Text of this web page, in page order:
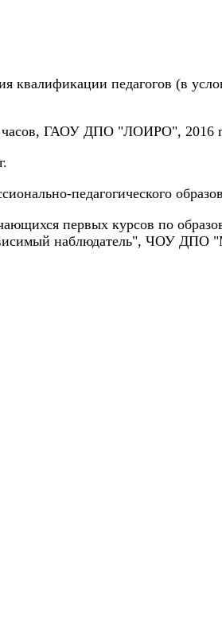
квалификации педагогов (в
часов, ГАОУ ДПО "ЛОИРО", 2016
педагогического
первых курсов по
наблюдатель", ЧОУ